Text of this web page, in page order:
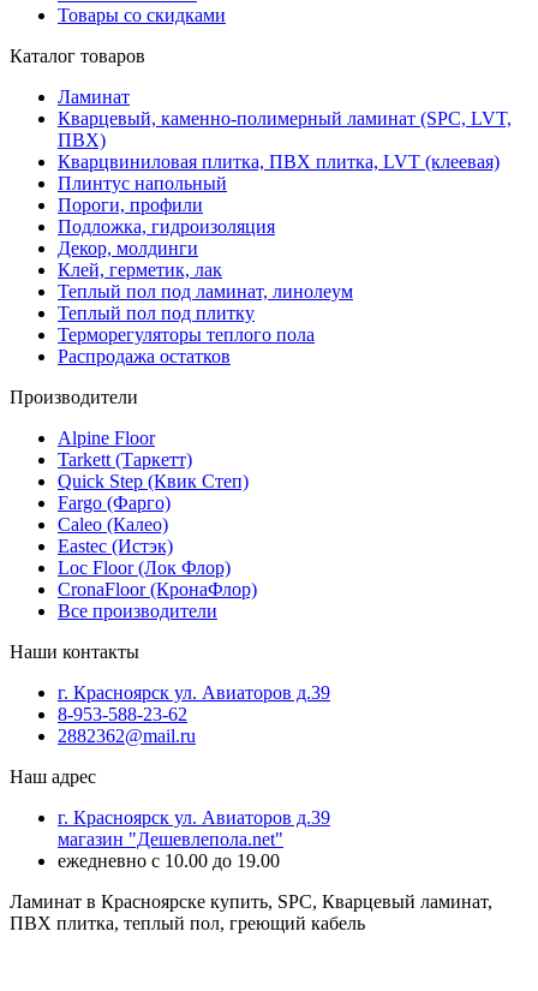
Товары со скидками
Каталог товаров
Ламинат
Кварцевый, каменно-полимерный ламинат (SPC, LVT,
ПВХ)
Кварцвиниловая плитка, ПВХ плитка, LVT (клеевая)
Плинтус напольный
Пороги, профили
Подложка, гидроизоляция
Декор, молдинги
Клей, герметик, лак
Теплый пол под ламинат, линолеум
Теплый пол под плитку
Терморегуляторы теплого пола
Распродажа остатков
Производители
Alpine Floor
Tarkett (Таркетт)
Quick Step (Квик Степ)
Fargo (Фарго)
Caleo (Калео)
Eastec (Истэк)
Loc Floor (Лок Флор)
CronaFloor (КронаФлор)
Все производители
Наши контакты
г. Красноярск ул. Авиаторов д.39
8-953-588-23-62
2882362@mail.ru
Наш адрес
г. Красноярск ул. Авиаторов д.39
магазин "Дешевлепола.net"
ежедневно с 10.00 до 19.00
Ламинат в Красноярске купить, SPC, Кварцевый ламинат,
ПВХ плитка, теплый пол, греющий кабель